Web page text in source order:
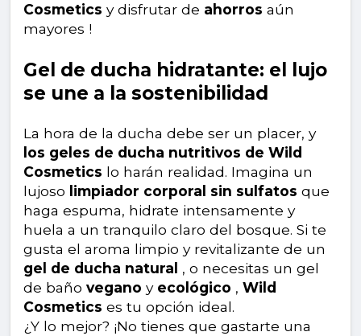
Cosmetics y disfrutar de ahorros aún
mayores !
Gel de ducha hidratante: el lujo
se une a la sostenibilidad
La hora de la ducha debe ser un placer, y
los geles de ducha nutritivos de Wild
Cosmetics lo harán realidad. Imagina un
lujoso limpiador corporal sin sulfatos que
haga espuma, hidrate intensamente y
huela a un tranquilo claro del bosque. Si te
gusta el aroma limpio y revitalizante de un
gel de ducha natural , o necesitas un gel
de baño vegano y ecológico , Wild
Cosmetics es tu opción ideal.
¿Y lo mejor? ¡No tienes que gastarte una